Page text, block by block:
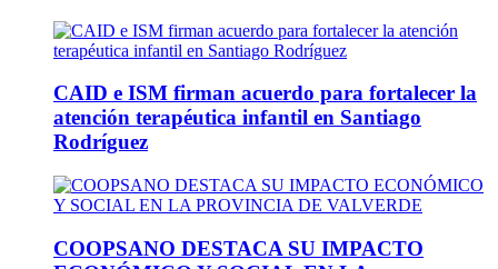
CAID e ISM firman acuerdo para fortalecer la
atención terapéutica infantil en Santiago
Rodríguez
COOPSANO DESTACA SU IMPACTO